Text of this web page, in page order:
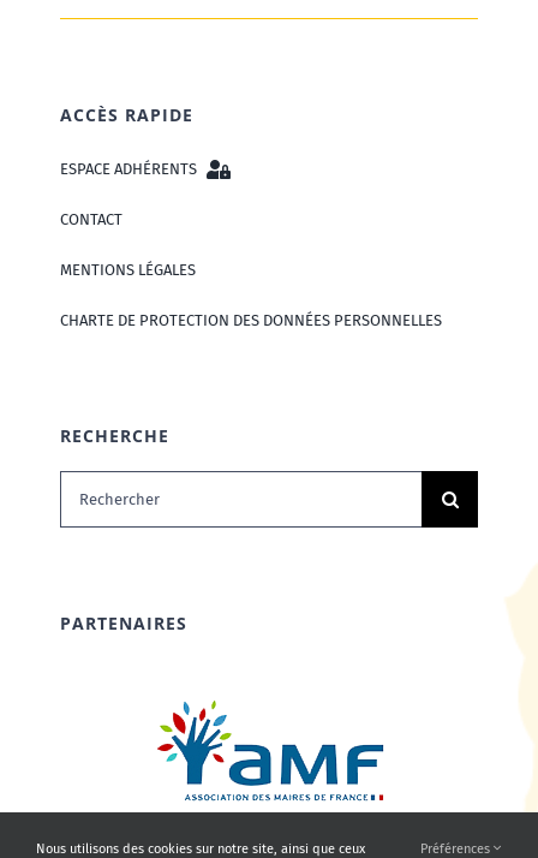
ACCÈS RAPIDE
ESPACE ADHÉRENTS
CONTACT
MENTIONS LÉGALES
CHARTE DE PROTECTION DES DONNÉES PERSONNELLES
RECHERCHE
Rechercher:
PARTENAIRES
Nous utilisons des cookies sur notre site, ainsi que ceux Préférences